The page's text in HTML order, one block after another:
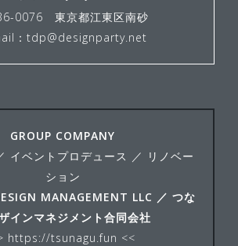
0076 東京都江東区南砂
：tdp@designparty.net
GROUP COMPANY
イベントプロデュース ／ リノベー
ション
MANAGEMENT LLC ／ つな
インマネジメント合同会社
https://tsunagu.fun <<